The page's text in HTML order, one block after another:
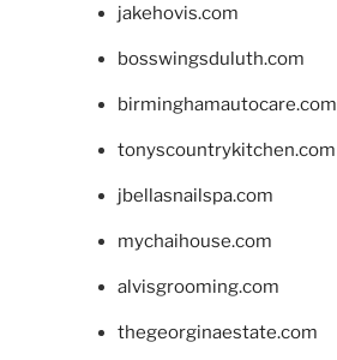
jakehovis.com
bosswingsduluth.com
birminghamautocare.com
tonyscountrykitchen.com
jbellasnailspa.com
mychaihouse.com
alvisgrooming.com
thegeorginaestate.com